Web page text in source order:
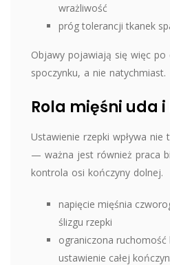
wrażliwość
próg tolerancji tkanek
Objawy pojawiają się więc po
spoczynku, a nie natychmiast.
Rola mięśni uda
Ustawienie rzepki wpływa
— ważna jest również praca
kontrola osi kończyny dolnej.
napięcie mięśnia
ślizgu rzepki
ograniczona
ustawienie całej